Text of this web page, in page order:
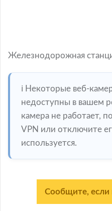
Железнодорожная
ℹ️ Некоторые веб-
недоступны в вашем
камера не работает,
VPN или отключите
используется.
Сообщите, если